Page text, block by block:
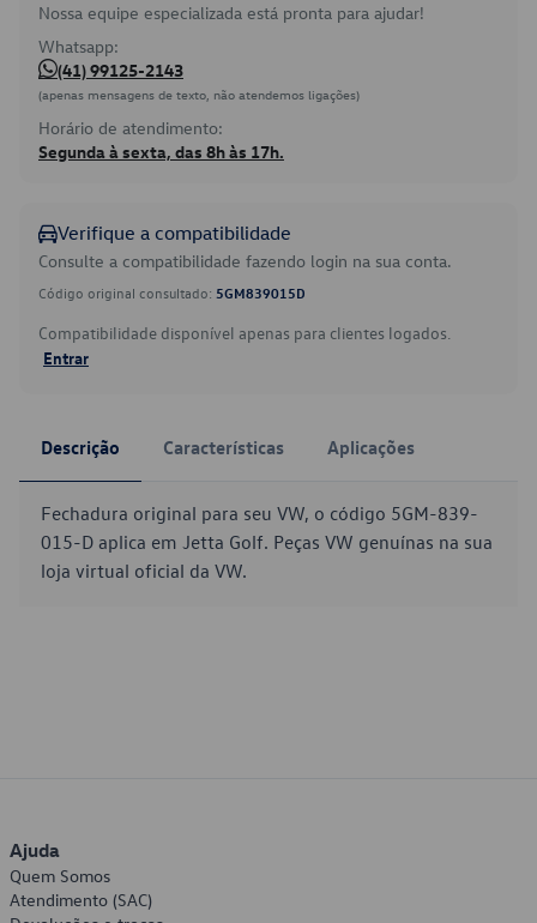
Nossa equipe especializada está pronta para ajudar!
Whatsapp:
(41) 99125-2143
(apenas mensagens de texto, não atendemos ligações)
Horário de atendimento:
Segunda à sexta, das 8h às 17h.
Verifique a compatibilidade
Consulte a compatibilidade fazendo login na sua conta.
Código original consultado: 5GM839015D
Compatibilidade disponível apenas para clientes logados.
Entrar
Descrição Características Aplicações
Fechadura original para seu VW, o código 5GM-839-
015-D aplica em Jetta Golf. Peças VW genuínas na sua
loja virtual oficial da VW.
Ajuda
Quem Somos
Atendimento (SAC)